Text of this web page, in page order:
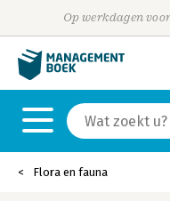
Op werkdagen
Flora en fauna